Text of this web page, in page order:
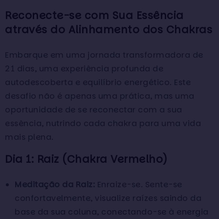
Reconecte-se com Sua Essência
através do Alinhamento dos Chakras
Embarque em uma jornada transformadora de
21 dias, uma experiência profunda de
autodescoberta e equilíbrio energético. Este
desafio não é apenas uma prática, mas uma
oportunidade de se reconectar com a sua
essência, nutrindo cada chakra para uma vida
mais plena.
Dia 1: Raiz (Chakra Vermelho)
Meditação da Raiz: Enraize-se. Sente-se
confortavelmente, visualize raízes saindo da
base da sua coluna, conectando-se à energia